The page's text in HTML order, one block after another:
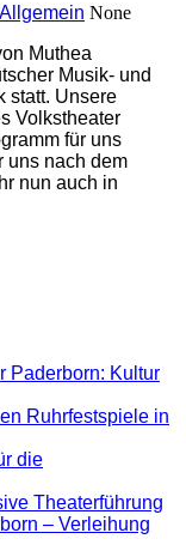
Allgemein None
Muthea
Musik- und
statt. Unsere
Volkstheater
für uns
uns nach dem
nun auch in
Paderborn: Kultur
Ruhrfestspiele in
die
Theaterführung
– Verleihung